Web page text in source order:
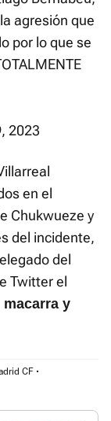
agresión que
por lo que se
2023
en el
Chukwueze y
del incidente,
del
Twitter el
macarra y
CF